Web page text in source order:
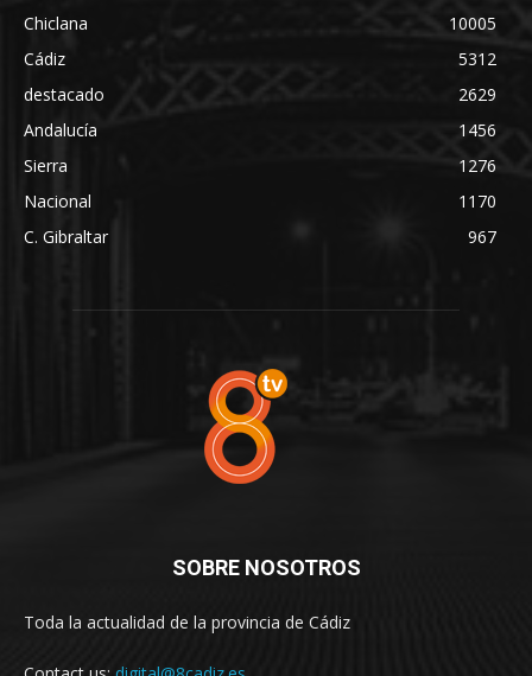
Chiclana
10005
Cádiz
5312
destacado
2629
Andalucía
1456
Sierra
1276
Nacional
1170
C. Gibraltar
967
SOBRE NOSOTROS
Toda la actualidad de la provincia de Cádiz